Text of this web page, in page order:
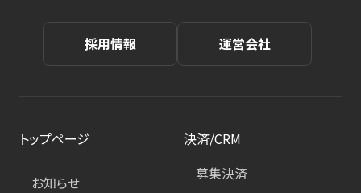
採用情報 運営会社
トップページ
お知らせ
決済/CRM
募集決済